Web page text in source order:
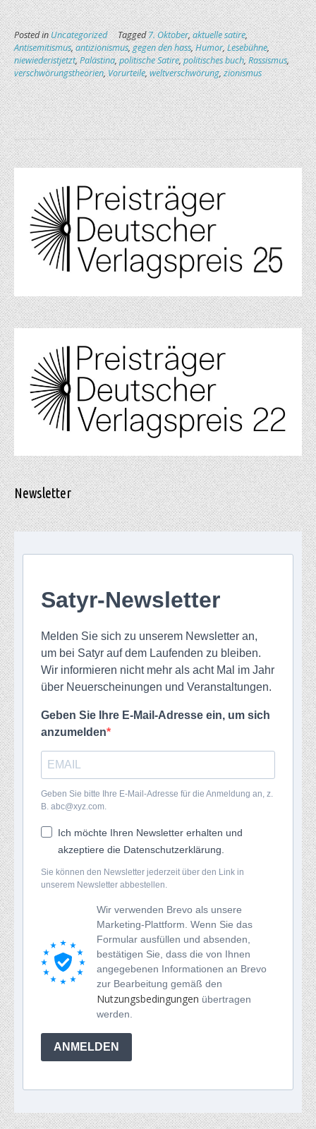
Posted inUncategorized Tagged7. Oktober,aktuelle satire,
Antisemitismus,antizionismus,gegen den hass,Humor,Lesebühne,
niewiederistjetzt,Palästina,politische Satire,politisches buch,Rassismus,
verschwörungstheorien,Vorurteile,weltverschwörung,zionismus
Newsletter
Satyr-Newsletter
Melden Sie sich zu unserem Newsletter an,
um bei Satyr auf dem Laufenden zu bleiben.
Wir informieren nicht mehr als acht Mal im Jahr
über Neuerscheinungen und Veranstaltungen.
Geben Sie Ihre E-Mail-Adresse ein, um sich
anzumelden
Geben Sie bitte Ihre E-Mail-Adresse für die Anmeldung an, z.
B. abc@xyz.com.
Ich möchte Ihren Newsletter erhalten und
akzeptiere die Datenschutzerklärung.
Sie können den Newsletter jederzeit über den Link in
unserem Newsletter abbestellen.
Wir verwenden Brevo als unsere
Marketing-Plattform. Wenn Sie das
Formular ausfüllen und absenden,
bestätigen Sie, dass die von Ihnen
angegebenen Informationen an Brevo
zur Bearbeitung gemäß den
Nutzungsbedingungen übertragen
werden.
ANMELDEN